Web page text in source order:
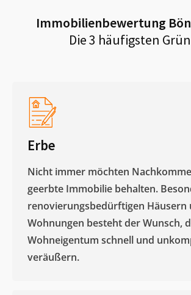
Immobilienbewertung
Die 3 häufigsten
Erbe
Nicht immer möchten
geerbte Immobilie behalten.
renovierungsbedürftigen Häusern
Wohnungen besteht der Wunsch,
Wohneigentum schnell und
veräußern. ​